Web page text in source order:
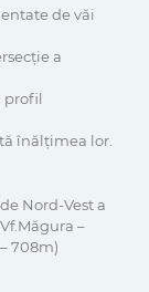
de văi
a
profil
înălțimea lor.
Nord-Vest a
–
708m)